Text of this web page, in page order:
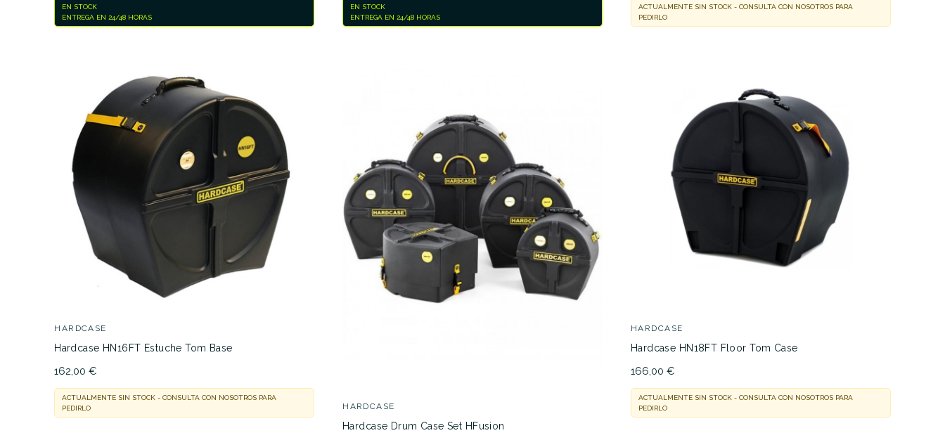
EN STOCK
ENTREGA EN 24/48 HORAS
EN STOCK
ENTREGA EN 24/48 HORAS
ACTUALMENTE SIN STOCK - CONSULTA CON NOSOTROS PARA
PEDIRLO
HARDCASE
Hardcase HN16FT Estuche Tom Base
162,00 €
ACTUALMENTE SIN STOCK - CONSULTA CON NOSOTROS PARA
PEDIRLO
HARDCASE
Hardcase Drum Case Set HFusion
HARDCASE
Hardcase HN18FT Floor Tom Case
166,00 €
ACTUALMENTE SIN STOCK - CONSULTA CON NOSOTROS PARA
PEDIRLO